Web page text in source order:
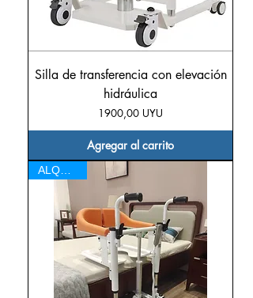
Silla de transferencia con elevación
hidráulica
Precio
1900,00 UYU
Agregar al carrito